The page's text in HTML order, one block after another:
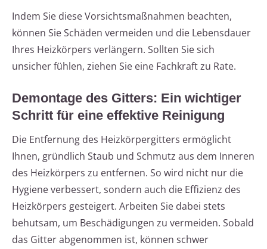
Indem Sie diese Vorsichtsmaßnahmen beachten,
können Sie Schäden vermeiden und die Lebensdauer
Ihres Heizkörpers verlängern. Sollten Sie sich
unsicher fühlen, ziehen Sie eine Fachkraft zu Rate.
Demontage des Gitters: Ein wichtiger
Schritt für eine effektive Reinigung
Die Entfernung des Heizkörpergitters ermöglicht
Ihnen, gründlich Staub und Schmutz aus dem Inneren
des Heizkörpers zu entfernen. So wird nicht nur die
Hygiene verbessert, sondern auch die Effizienz des
Heizkörpers gesteigert. Arbeiten Sie dabei stets
behutsam, um Beschädigungen zu vermeiden. Sobald
das Gitter abgenommen ist, können schwer